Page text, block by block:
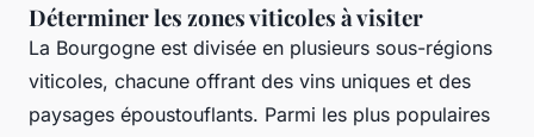
Déterminer les zones viticoles à visiter
La Bourgogne est divisée en plusieurs sous-régions
viticoles, chacune offrant des vins uniques et des
paysages époustouflants. Parmi les plus populaires